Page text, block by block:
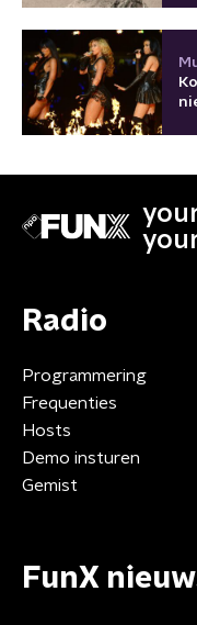
Radio
Programmering
Frequenties
Hosts
Demo insturen
Gemist
FunX